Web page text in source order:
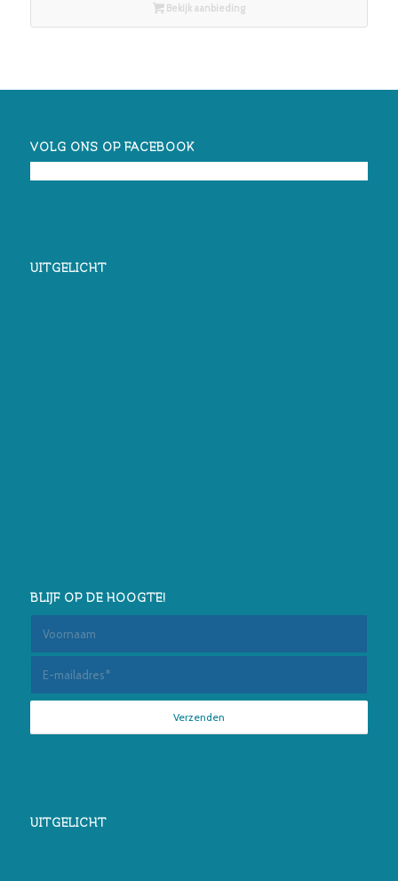
Bekijk aanbieding
VOLG ONS OP FACEBOOK
UITGELICHT
BLIJF OP DE HOOGTE!
UITGELICHT